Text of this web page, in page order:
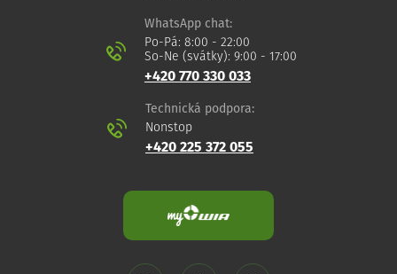
WhatsApp chat:
Po-Pá: 8:00 - 22:00
So-Ne (svátky): 9:00 - 17:00
+420 770 330 033
Technická podpora:
Nonstop
+420 225 372 055